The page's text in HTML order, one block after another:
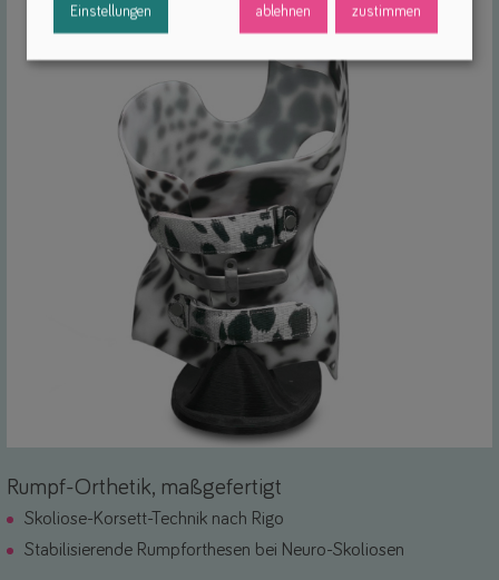
Rumpf-Orthetik, maßgefertigt
Skoliose-Korsett-Technik nach Rigo
Stabilisierende Rumpforthesen bei Neuro-Skoliosen
Einstellungen ablehnen zustimmen